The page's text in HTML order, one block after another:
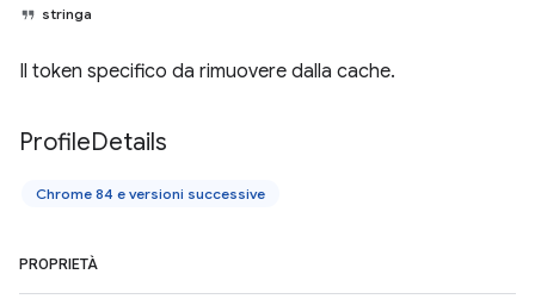
stringa
Il token specifico da rimuovere dalla cache.
ProfileDetails
Chrome 84 e versioni successive
PROPRIETÀ